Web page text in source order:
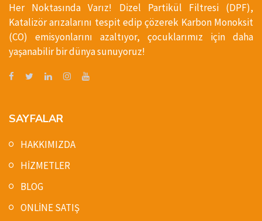
Her Noktasında Varız! Dizel Partikül Filtresi (DPF),
Katalizör arızalarını tespit edip çözerek Karbon Monoksit
(CO) emisyonlarını azaltıyor, çocuklarımız için daha
yaşanabilir bir dünya sunuyoruz!
SAYFALAR
HAKKIMIZDA
HİZMETLER
BLOG
ONLİNE SATIŞ